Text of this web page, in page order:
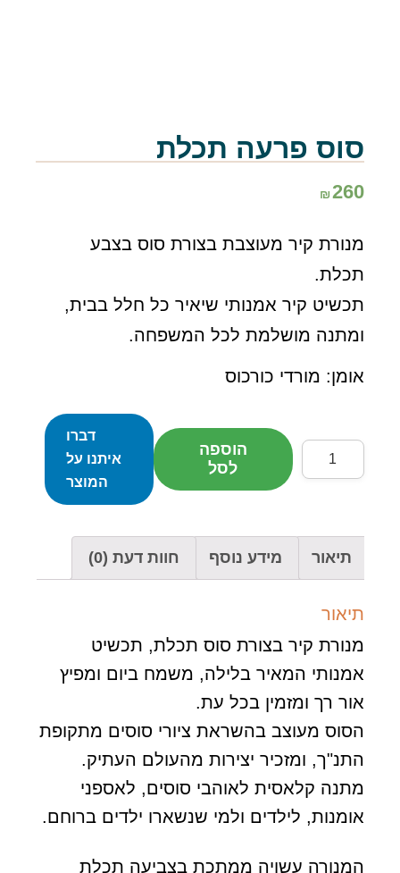
סוס פרעה תכלת
₪260
מנורת קיר מעוצבת בצורת סוס בצבע
תכלת.
תכשיט קיר אמנותי שיאיר כל חלל בבית,
ומתנה מושלמת לכל המשפחה.
אומן: מורדי כורכוס
כמות
של
תכלת
הוספה
לסל
דברו
איתנו על
המוצר
תיאור מידע נוסף חוות דעת (0)
תיאור
מנורת קיר בצורת סוס תכלת, תכשיט
אמנותי המאיר בלילה, משמח ביום ומפיץ
אור רך ומזמין בכל עת.
הסוס מעוצב בהשראת ציורי סוסים מתקופת
התנ"ך, ומזכיר יצירות מהעולם העתיק.
מתנה קלאסית לאוהבי סוסים, לאספני
אומנות, לילדים ולמי שנשארו ילדים ברוחם.
המנורה עשויה ממתכת בצביעה תכלת